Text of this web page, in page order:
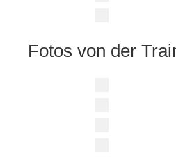
Fotos von der